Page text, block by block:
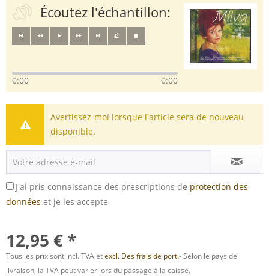
Écoutez l'échantillon:
0:00 0:00
Avertissez-moi lorsque l'article sera de nouveau
disponible.
J'ai pris connaissance des prescriptions de protection des
données et je les accepte
12,95 € *
Tous les prix sont incl. TVA etexcl. Des frais de port.- Selon le pays de
livraison, la TVA peut varier lors du passage à la caisse.